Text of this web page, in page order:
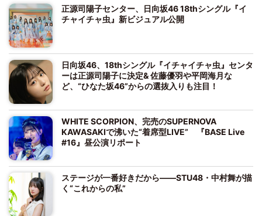
正源司陽子センター、日向坂46 18thシングル『イ
チャイチャ虫』新ビジュアル公開
日向坂46、18thシングル『イチャイチャ虫』センタ
ーは正源司陽子に決定& 佐藤優羽や平岡海月な
ど、“ひなた坂46”からの選抜入りも注目！
WHITE SCORPION、完売のSUPERNOVA
KAWASAKIで沸いた“着席型LIVE” 『BASE Live
#16』昼公演リポート
ステージが一番好きだから――STU48・中村舞が描
く“これからの私”